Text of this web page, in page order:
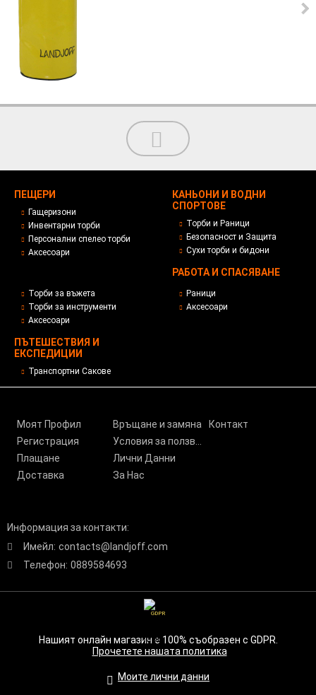
ПЕЩЕРИ
Гащеризони
Инвентарни торби
Персонални спелео торби
Аксесоари
КАНЬОНИ И ВОДНИ
СПОРТОВЕ
Торби и Раници
Безопасност и Защита
Сухи торби и бидони
РАБОТА И СПАСЯВАНЕ
Торби за въжета
Торби за инструменти
Аксесоари
ПЪТЕШЕСТВИЯ И
ЕКСПЕДИЦИИ
Транспортни Сакове
Раници
Аксесоари
Моят Профил
Регистрация
Плащане
Доставка
Връщане и замяна
Лични Данни
За Нас
Контакт
Информация за контакти:
Имейл: contacts@landjoff.com
Телефон: 0889584693
GDPR
Нашият онлайн магазин е 100% съобразен с GDPR.
Прочетете нашата политика
Моите лични данни